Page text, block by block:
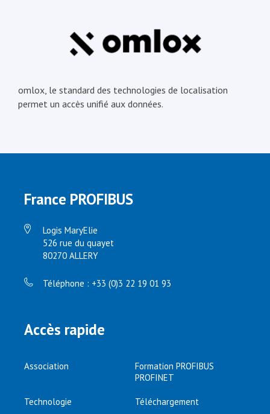
omlox, le standard des technologies de localisation
permet un accès unifié aux données.
France PROFIBUS
Logis MaryElie
526 rue du quayet
80270 ALLERY
Téléphone : +33 (0)3 22 19 01 93
Accès rapide
Association
Formation PROFIBUS
PROFINET
Technologie Téléchargement